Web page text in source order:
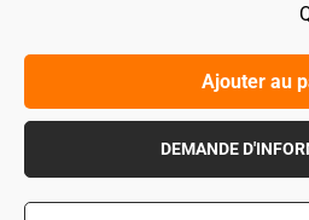
Ajouter au
DEMANDE